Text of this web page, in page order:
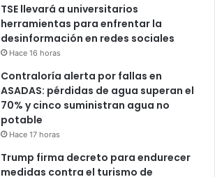
TSE llevará a universitarios
herramientas para enfrentar la
desinformación en redes sociales
Hace 16 horas
Contraloría alerta por fallas en
ASADAS: pérdidas de agua superan el
70% y cinco suministran agua no
potable
Hace 17 horas
Trump firma decreto para endurecer
medidas contra el turismo de